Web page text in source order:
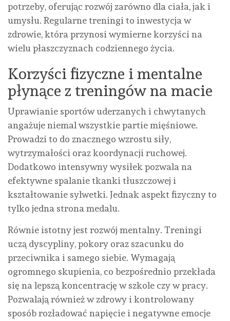
potrzeby, oferując rozwój zarówno dla ciała, jak i
umysłu. Regularne treningi to inwestycja w
zdrowie, która przynosi wymierne korzyści na
wielu płaszczyznach codziennego życia.
Korzyści fizyczne i mentalne
płynące z treningów na macie
Uprawianie sportów uderzanych i chwytanych
angażuje niemal wszystkie partie mięśniowe.
Prowadzi to do znacznego wzrostu siły,
wytrzymałości oraz koordynacji ruchowej.
Dodatkowo intensywny wysiłek pozwala na
efektywne spalanie tkanki tłuszczowej i
kształtowanie sylwetki. Jednak aspekt fizyczny to
tylko jedna strona medalu.
Równie istotny jest rozwój mentalny. Treningi
uczą dyscypliny, pokory oraz szacunku do
przeciwnika i samego siebie. Wymagają
ogromnego skupienia, co bezpośrednio przekłada
się na lepszą koncentrację w szkole czy w pracy.
Pozwalają również w zdrowy i kontrolowany
sposób rozładować napięcie i negatywne emocje